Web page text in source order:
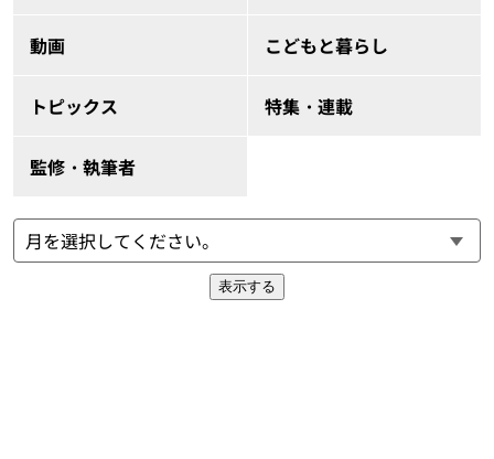
動画 こどもと暮らし
トピックス 特集・連載
監修・執筆者
表示する